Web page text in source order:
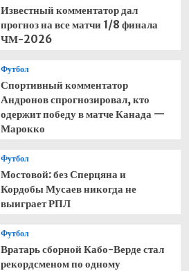
Известный комментатор дал
прогноз на все матчи 1/8 финала
ЧМ-2026
Футбол
Спортивный комментатор
Андронов спрогнозировал, кто
одержит победу в матче Канада —
Марокко
Футбол
Мостовой: без Сперцяна и
Кордобы Мусаев никогда не
выиграет РПЛ
Футбол
Вратарь сборной Кабо-Верде стал
рекордсменом по одному